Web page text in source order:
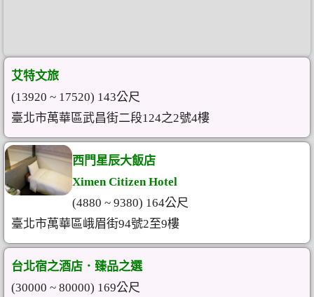
艾特文旅
(13920 ~ 17520) 143公尺
臺北市萬華區武昌街二段124之2號4樓
西門星辰大飯店
Ximen Citizen Hotel
(4880 ~ 9380) 164公尺
臺北市萬華區峨眉街94號2至9樓
台北宿之酒店．臻品之選
(30000 ~ 80000) 169公尺